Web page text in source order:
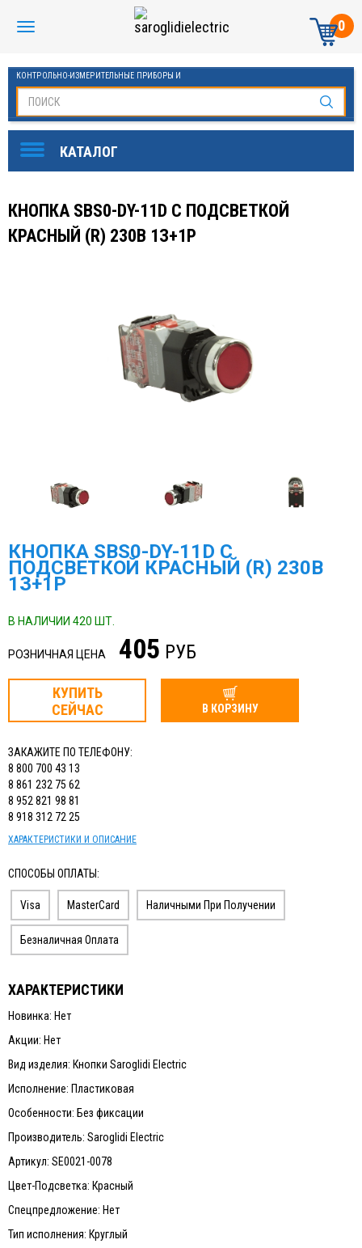
0
КОНТРОЛЬНО-ИЗМЕРИТЕЛЬНЫЕ ПРИБОРЫ И
КНОПКА SBS0-DY-11D С ПОДСВЕТКОЙ
КРАСНЫЙ (R) 230В 1З+1Р
КНОПКА SBS0-DY-11D С
ПОДСВЕТКОЙ КРАСНЫЙ (R) 230В
1З+1Р
В НАЛИЧИИ 420 ШТ.
РОЗНИЧНАЯ ЦЕНА 405 РУБ
КУПИТЬ
СЕЙЧАС
В КОРЗИНУ
ЗАКАЖИТЕ ПО ТЕЛЕФОНУ:
8 800 700 43 13
8 861 232 75 62
8 952 821 98 81
8 918 312 72 25
ХАРАКТЕРИСТИКИ И ОПИСАНИЕ
СПОСОБЫ ОПЛАТЫ:
Visa MasterCard Наличными При Получении
Безналичная Оплата
ХАРАКТЕРИСТИКИ
Новинка: Нет
Акции: Нет
Вид изделия: Кнопки Saroglidi Electric
Исполнение: Пластиковая
Особенности: Без фиксации
Производитель: Saroglidi Electric
Артикул: SE0021-0078
Цвет-Подсветка: Красный
Спецпредложение: Нет
Тип исполнения: Круглый